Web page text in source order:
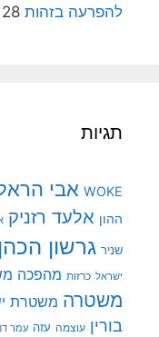
להפרעה בזהות 28 ביולי 2026
תגיות
WOKE אבי
ההון אלעד רזניק
שניר גרשון הכהן
ישראל כרזות מהפכה
משטרה משטרת
בורין עוצמה עזה עמר